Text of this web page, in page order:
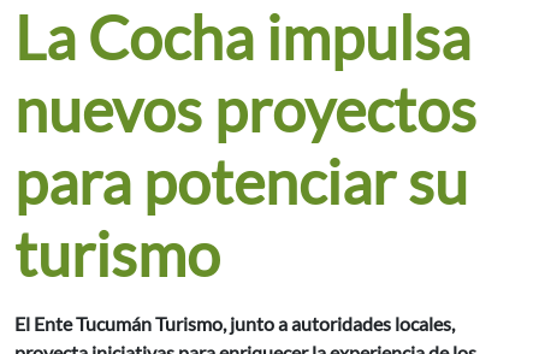
La Cocha impulsa
nuevos proyectos
para potenciar su
turismo
El Ente Tucumán Turismo, junto a autoridades locales,